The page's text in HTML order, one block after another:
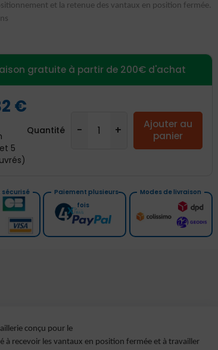
et la retenue des vantaux en position fermée.
gratuite à partir de 200€ d'achat
€
5
Quantité
Ajouter au
panier
Paiement plusieurs
fois
Modes de livraison
conçu pour le
à recevoir les vantaux en position fermée et à travailler